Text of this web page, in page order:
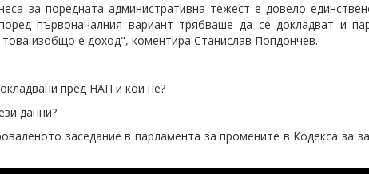
за поредната административна тежест е довело
първоначалния вариант трябваше да се докладват и
изобщо е доход", коментира Станислав Попдончев.
пред НАП и кои не?
данни?
заседание в парламента за промените в Кодекса за